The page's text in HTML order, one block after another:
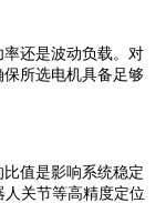
还是波动负载。对
所选电机具备足够
值是影响系统稳定
关节等高精度定位